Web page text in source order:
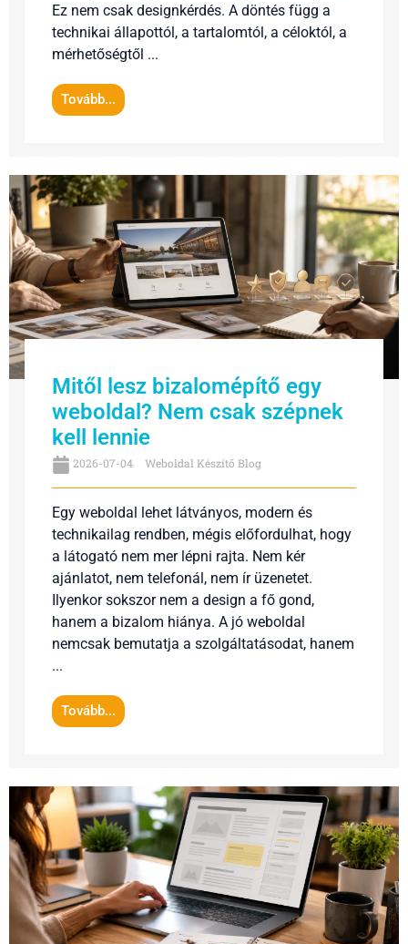
Ez nem csak designkérdés. A döntés függ a
technikai állapottól, a tartalomtól, a céloktól, a
mérhetőségtől ...
Tovább...
Mitől lesz bizalomépítő egy
weboldal? Nem csak szépnek
kell lennie
2026-07-04 Weboldal Készítő Blog
Egy weboldal lehet látványos, modern és
technikailag rendben, mégis előfordulhat, hogy
a látogató nem mer lépni rajta. Nem kér
ajánlatot, nem telefonál, nem ír üzenetet.
Ilyenkor sokszor nem a design a fő gond,
hanem a bizalom hiánya. A jó weboldal
nemcsak bemutatja a szolgáltatásodat, hanem
...
Tovább...